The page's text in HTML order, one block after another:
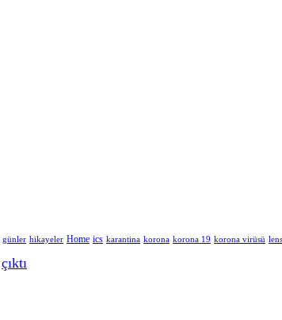
günler hikayeler Home ics karantina korona korona 19 korona virüsü lens
çıktı